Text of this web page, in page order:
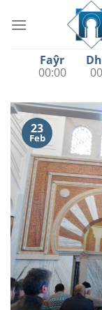
Faŷr
00:00
23
Feb